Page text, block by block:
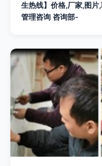
生热线】价格,厂家,图
管理咨询 咨询部-